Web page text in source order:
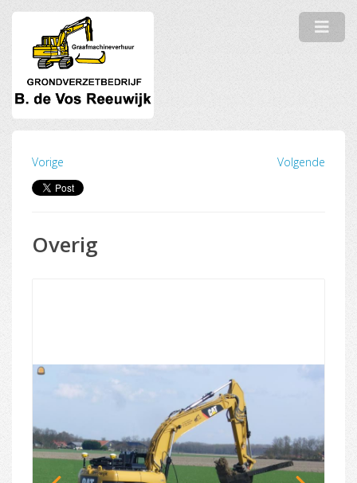
Vorige Volgende
Overig